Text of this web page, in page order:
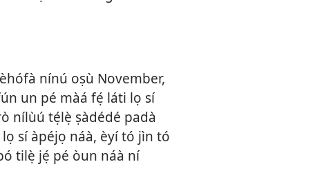
nínú oṣù November,
un pé màá fẹ́ láti lọ sí
nílùú tẹ́lẹ̀ ṣàdédé padà
sí àpéjọ náà, èyí tó jìn tó
tilẹ̀ jẹ́ pé òun náà ní